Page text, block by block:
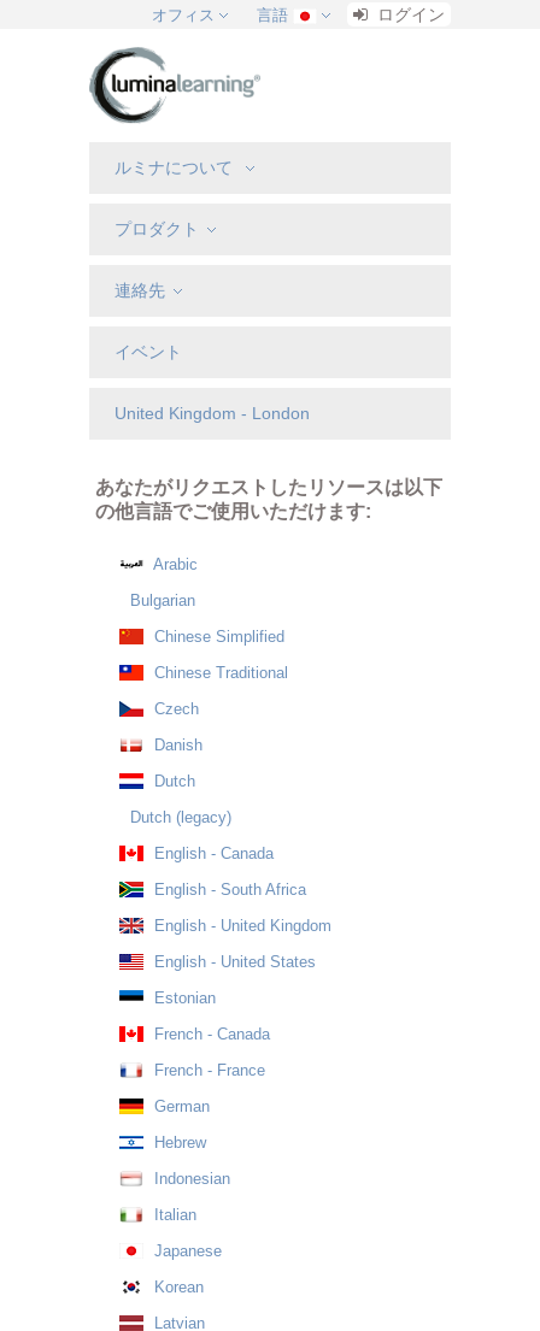
オフィス 言語 ログイン
ルミナについて
プロダクト
連絡先
イベント
United Kingdom - London
あなたがリクエストしたリソースは以下
の他言語でご使用いただけます:
Arabic
Bulgarian
Chinese Simplified
Chinese Traditional
Czech
Danish
Dutch
Dutch (legacy)
English - Canada
English - South Africa
English - United Kingdom
English - United States
Estonian
French - Canada
French - France
German
Hebrew
Indonesian
Italian
Japanese
Korean
Latvian